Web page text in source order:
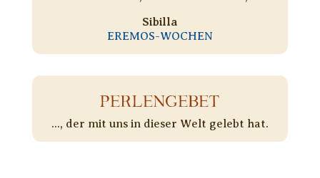
Sibilla
EREMOS-WOCHEN
PERLENGEBET
..., der mit uns in dieser Welt gelebt hat.